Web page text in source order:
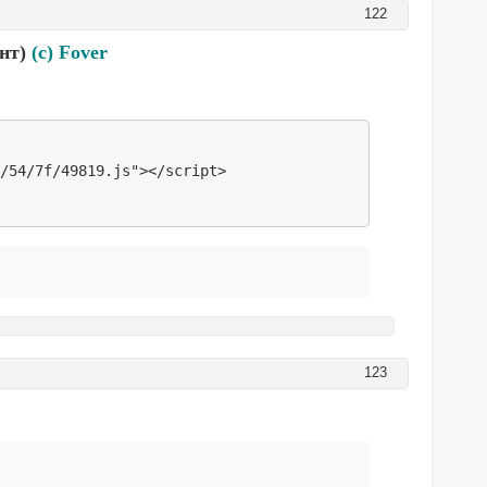
'месяцев', 'месяцев', 'месяцев', 'месяцев',
122
(c) Fover
7f/49819.js"></script>
123